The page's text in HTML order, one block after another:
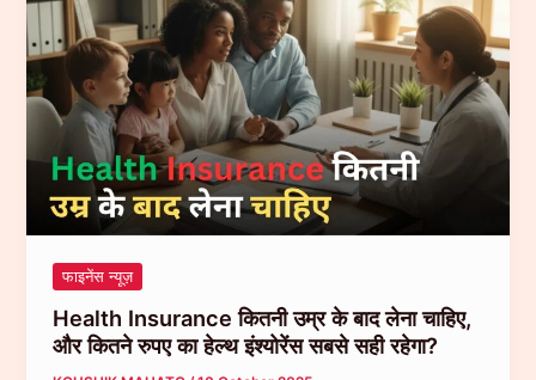
Pro
जितनी
EMI
हर
SIP
में
करें,
सिर्फ
3
साल
बाद
फाइनेंस न्यूज़
Health Insurance कितनी उम्र के बाद लेना चाहिए,
और कितने रुपए का हेल्थ इंश्योरेंस सबसे सही रहेगा?